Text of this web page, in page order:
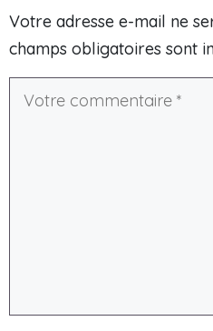
Votre adresse e-mail ne
champs obligatoires sont